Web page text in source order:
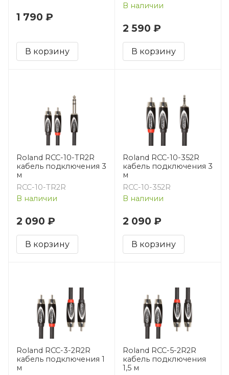
1 790 ₽
В корзину
В наличии
2 590 ₽
В корзину
Roland RCC-10-TR2R
кабель подключения 3
м
RCC-10-TR2R
В наличии
2 090 ₽
В корзину
Roland RCC-10-352R
кабель подключения 3
м
RCC-10-352R
В наличии
2 090 ₽
В корзину
Roland RCC-3-2R2R
кабель подключения 1
м
Roland RCC-5-2R2R
кабель подключения
1,5 м